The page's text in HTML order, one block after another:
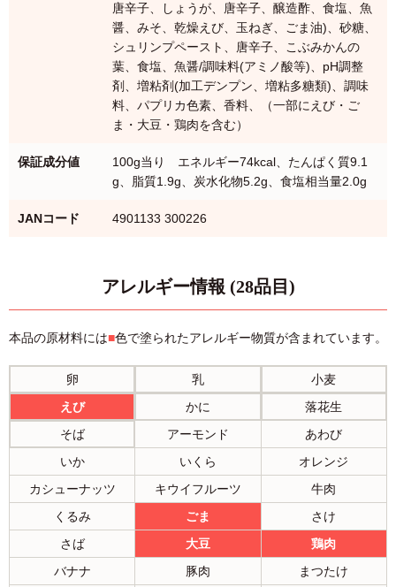
唐辛子、しょうが、唐辛子、醸造酢、食塩、魚
醤、みそ、乾燥えび、玉ねぎ、ごま油)、砂糖、
シュリンプペースト、唐辛子、こぶみかんの
葉、食塩、魚醤/調味料(アミノ酸等)、pH調整
剤、増粘剤(加工デンプン、増粘多糖類)、調味
料、パプリカ色素、香料、（一部にえび・ご
ま・大豆・鶏肉を含む）
保証成分値
100g当り エネルギー74kcal、たんぱく質9.1
g、脂質1.9g、炭水化物5.2g、食塩相当量2.0g
JANコード 4901133 300226
アレルギー情報 (28品目)
本品の原材料には■色で塗られたアレルギー物質が含まれています。
卵 乳
小麦
えび
かに
落花生
そば
アーモンド
あわび
いか
いくら
オレンジ
カシューナッツ
キウイフルーツ
牛肉
くるみ
ごま
さけ
さば
大豆
鶏肉
バナナ
豚肉
まつたけ